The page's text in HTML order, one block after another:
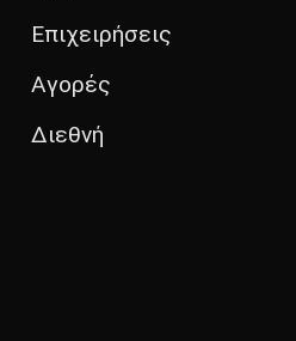
Επιχειρήσεις
Αγορές
Διεθνή